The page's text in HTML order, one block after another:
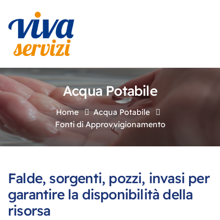
Acqua Potabile
Home
Acqua Potabile
Fonti di Approvvigionamento
Falde, sorgenti, pozzi, invasi per
garantire la disponibilità della
risorsa